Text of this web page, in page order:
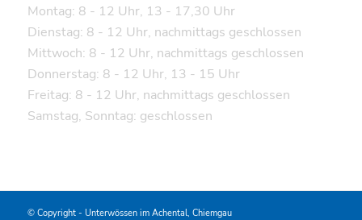
Montag: 8 - 12 Uhr, 13 - 17,30 Uhr
Dienstag: 8 - 12 Uhr, nachmittags geschlossen
Mittwoch: 8 - 12 Uhr, nachmittags geschlossen
Donnerstag: 8 - 12 Uhr, 13 - 15 Uhr
Freitag: 8 - 12 Uhr, nachmittags geschlossen
Samstag, Sonntag: geschlossen
© Copyright - Unterwössen im Achental, Chiemgau